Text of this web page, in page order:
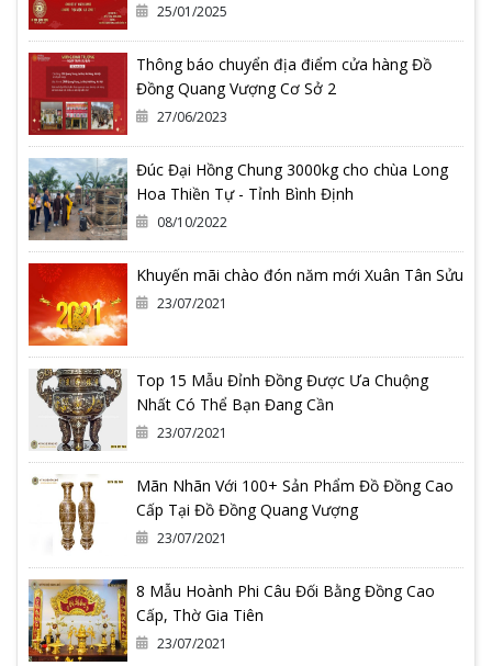
25/01/2025
Thông báo chuyển địa điểm cửa hàng Đồ
Đồng Quang Vượng Cơ Sở 2
27/06/2023
Đúc Đại Hồng Chung 3000kg cho chùa Long
Hoa Thiền Tự - Tỉnh Bình Định
08/10/2022
Khuyến mãi chào đón năm mới Xuân Tân Sửu
23/07/2021
Top 15 Mẫu Đỉnh Đồng Được Ưa Chuộng
Nhất Có Thể Bạn Đang Cần
23/07/2021
Mãn Nhãn Với 100+ Sản Phẩm Đồ Đồng Cao
Cấp Tại Đồ Đồng Quang Vượng
23/07/2021
8 Mẫu Hoành Phi Câu Đối Bằng Đồng Cao
Cấp, Thờ Gia Tiên
23/07/2021